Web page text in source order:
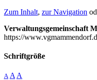
Zum Inhalt, zur Navigation
Verwaltungsgemeinschaft
https://
Schriftgröße
A A A